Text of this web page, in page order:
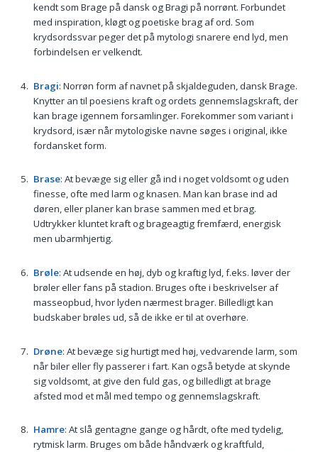
kendt som Brage på dansk og Bragi på norrønt. Forbundet
med inspiration, kløgt og poetiske brag af ord. Som
krydsordssvar peger det på mytologi snarere end lyd, men
forbindelsen er velkendt.
Bragi: Norrøn form af navnet på skjaldeguden, dansk Brage.
Knytter an til poesiens kraft og ordets gennemslagskraft, der
kan brage igennem forsamlinger. Forekommer som variant i
krydsord, især når mytologiske navne søges i original, ikke
fordansket form.
Brase: At bevæge sig eller gå ind i noget voldsomt og uden
finesse, ofte med larm og knasen. Man kan brase ind ad
døren, eller planer kan brase sammen med et brag.
Udtrykker kluntet kraft og brageagtig fremfærd, energisk
men ubarmhjertig.
Brøle: At udsende en høj, dyb og kraftig lyd, f.eks. løver der
brøler eller fans på stadion. Bruges ofte i beskrivelser af
masseopbud, hvor lyden nærmest brager. Billedligt kan
budskaber brøles ud, så de ikke er til at overhøre.
Drøne: At bevæge sig hurtigt med høj, vedvarende larm, som
når biler eller fly passerer i fart. Kan også betyde at skynde
sig voldsomt, at give den fuld gas, og billedligt at brage
afsted mod et mål med tempo og gennemslagskraft.
Hamre: At slå gentagne gange og hårdt, ofte med tydelig,
rytmisk larm. Bruges om både håndværk og kraftfuld,